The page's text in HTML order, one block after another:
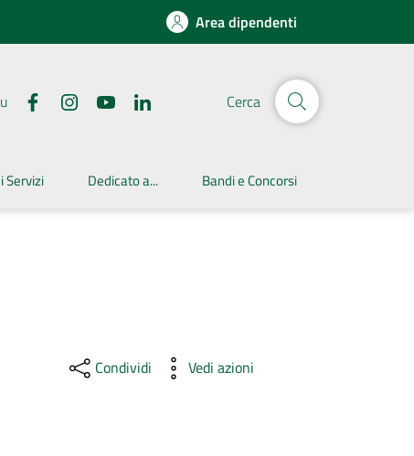
Area dipendenti
Cerca
Servizi Dedicato a... Bandi e Concorsi
Condividi Vedi azioni